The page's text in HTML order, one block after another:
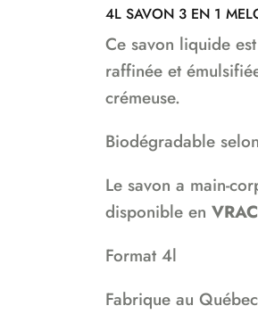
4L SAVON 3 EN 1
Ce savon liquide
raffinée et
crémeuse.
Biodégradable
Le savon a main-
disponible en VRAC
Format 4l
Fabrique au